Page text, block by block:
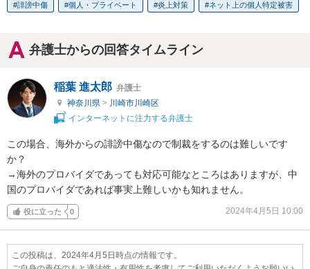
誹謗中傷 個人・プライベート 炎上対策 ネット上の個人特定被害
弁護士からの回答タイムライン
稲葉 進太郎 弁護士
神奈川県 > 川崎市川崎区
インターネットに注力する弁護士
この場合、海外からの誹謗中傷なので制裁をするのは難しいです
か？
→海外のプロバイダであっても対応可能なところはありますが、中
国のプロバイダであれば事実上難しいかも知れません。
役に立った 0 2024年4月5日 10:00
この投稿は、2024年4月5日時点の情報です。